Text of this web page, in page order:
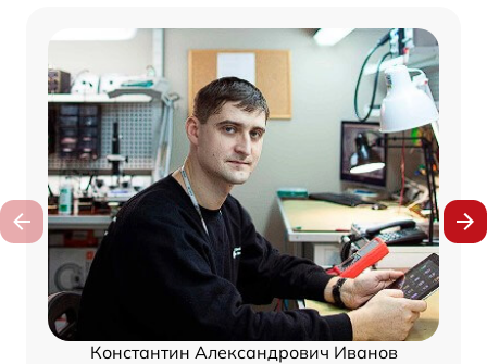
Константин Александрович Иванов